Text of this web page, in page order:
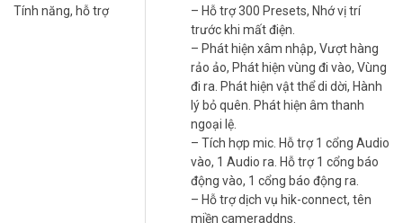
WDR 120dB giữ hình ảnh không bị loá khi ánh sáng thay đổi mạnh.
3D DNR giảm nhiễu hiệu quả trong điều kiện thiếu sáng ban đêm.
Hồng ngoại 20m đảm bảo quan sát rõ khi không có ánh sáng môi
trường. EIS chống rung điện tử giữ hình ảnh ổn định khi camera
Chuẩn IP66, IK10 Và POE – Bền Ngoài Trời,
IP66 chống bụi hoàn toàn và chịu tia nước mạnh từ mọi hướng.
IK10 chịu va đập mạnh, phù hợp nơi dễ bị tác động vật lý. POE đi
một dây mạng duy nhất cho cả tín hiệu lẫn nguồn điện. Hik-
Tính năng, hỗ trợ
– Hỗ trợ 300 Presets, Nhớ vị trí
trước khi mất điện.
– Phát hiện xâm nhập, Vượt hàng
rảo ảo, Phát hiện vùng đi vào, Vùng
đi ra. Phát hiện vật thể di dời, Hành
lý bỏ quên. Phát hiện âm thanh
ngoại lệ.
– Tích hợp mic. Hỗ trợ 1 cổng Audio
vào, 1 Audio ra. Hỗ trợ 1 cổng báo
động vào, 1 cổng báo động ra.
– Hỗ trợ dịch vụ hik-connect, tên
miền cameraddns.